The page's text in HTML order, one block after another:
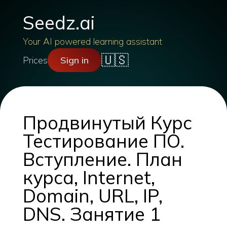
Seedz.ai
Your AI powered learning assistant
Prices
Sign in 🇺🇸
Продвинутый Курс
Тестирование ПО.
Вступление. План
курса, Internet,
Domain, URL, IP,
DNS. Занятие 1